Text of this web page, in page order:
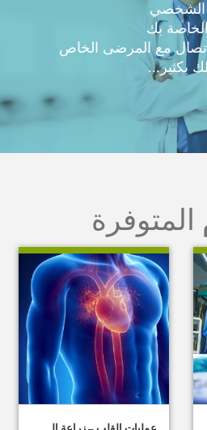
الشخصي
الخاصة بك
مع المرضى الخاص
بكثير...
المتوفرة